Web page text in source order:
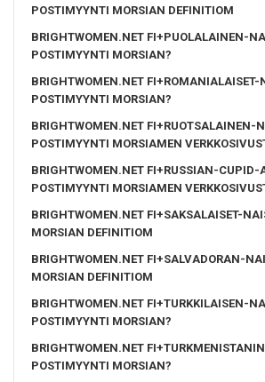
POSTIMYYNTI MORSIAN DEFINITIOM
BRIGHTWOMEN.NET FI+PUOLALAINEN-
POSTIMYYNTI MORSIAN?
BRIGHTWOMEN.NET FI+ROMANIALAISET-
POSTIMYYNTI MORSIAN?
BRIGHTWOMEN.NET FI+RUOTSALAINEN-
POSTIMYYNTI MORSIAMEN
BRIGHTWOMEN.NET FI+RUSSIAN-CUPID-
POSTIMYYNTI MORSIAMEN
BRIGHTWOMEN.NET FI+SAKSALAISET-
MORSIAN DEFINITIOM
BRIGHTWOMEN.NET FI+SALVADORAN-
MORSIAN DEFINITIOM
BRIGHTWOMEN.NET FI+TURKKILAISEN-
POSTIMYYNTI MORSIAN?
BRIGHTWOMEN.NET
POSTIMYYNTI MORSIAN?